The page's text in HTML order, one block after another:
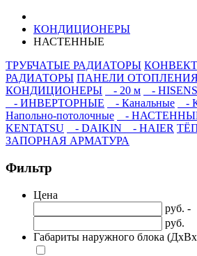
КОНДИЦИОНЕРЫ
НАСТЕННЫЕ
ТРУБЧАТЫЕ РАДИАТОРЫ
РАДИАТОРЫ ПАНЕЛИ
КОНДИЦИОНЕРЫ
- 20 м -
- ИНВЕРТОРНЫЕ
- Канальные -
Напольно-потолочные
-
KENTATSU
- DAIKIN - HAIER
ЗАПОРНАЯ АРМАТУРА
Фильтр
Цена
руб. -
руб.
Габариты наружного блока